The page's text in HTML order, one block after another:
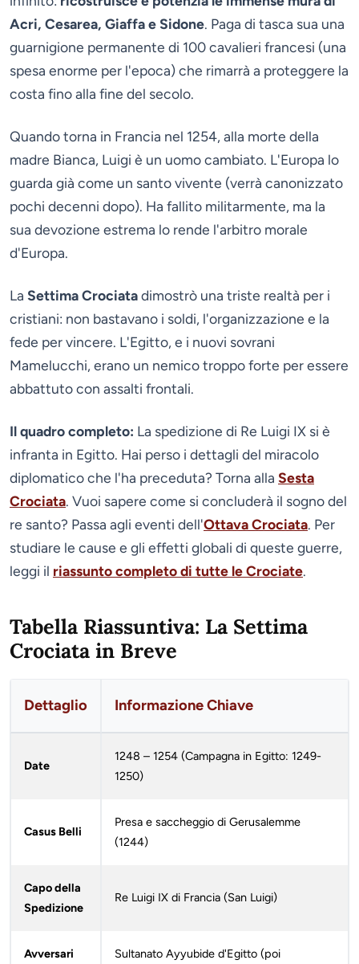
Acri, Cesarea, Giaffa e Sidone. Paga di tasca sua una
guarnigione permanente di 100 cavalieri francesi (una
spesa enorme per l'epoca) che rimarrà a proteggere la
costa fino alla fine del secolo.
Quando torna in Francia nel 1254, alla morte della
madre Bianca, Luigi è un uomo cambiato. L'Europa lo
guarda già come un santo vivente (verrà canonizzato
pochi decenni dopo). Ha fallito militarmente, ma la
sua devozione estrema lo rende l'arbitro morale
d'Europa.
La Settima Crociatadimostrò una triste realtà per i
cristiani: non bastavano i soldi, l'organizzazione e la
fede per vincere. L'Egitto, e i nuovi sovrani
Mamelucchi, erano un nemico troppo forte per essere
abbattuto con assalti frontali.
Il quadro completo: La spedizione di Re Luigi IX si è
infranta in Egitto. Hai perso i dettagli del miracolo
diplomatico che l'ha preceduta? Torna alla Sesta
Crociata. Vuoi sapere come si concluderà il sogno del
re santo? Passa agli eventi dell'Ottava Crociata. Per
studiare le cause e gli effetti globali di queste guerre,
leggi il riassunto completo di tutte le Crociate.
Tabella Riassuntiva: La Settima
Crociata in Breve
Dettaglio Informazione Chiave
Date
1248 – 1254 (Campagna in Egitto: 1249-
1250)
Casus Belli
Presa e saccheggio di Gerusalemme
(1244)
Capo della
Spedizione
Re Luigi IX di Francia (San Luigi)
Avversari
Sultanato Ayyubide d'Egitto (poi